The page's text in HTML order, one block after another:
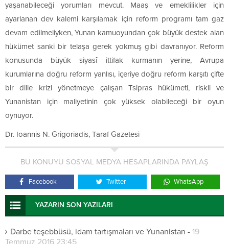
yaşanabileceği yorumları mevcut. Maaş ve emeklilikler için
ayarlanan dev kalemi karşılamak için reform programı tam gaz
devam edilmeliyken, Yunan kamuoyundan çok büyük destek alan
hükümet sanki bir telaşa gerek yokmuş gibi davranıyor. Reform
konusunda büyük siyasî ittifak kurmanın yerine, Avrupa
kurumlarına doğru reform yanlısı, içeriye doğru reform karşıtı çifte
bir dille krizi yönetmeye çalışan Tsipras hükümeti, riskli ve
Yunanistan için maliyetinin çok yüksek olabileceği bir oyun
oynuyor.
Dr. Ioannis N. Grigoriadis, Taraf Gazetesi
BU KONUYU SOSYAL MEDYA HESAPLARINDA PAYLAŞ
Facebook Twitter WhatsApp
YAZARIN SON YAZILARI
Darbe teşebbüsü, idam tartışmaları ve Yunanistan - 19